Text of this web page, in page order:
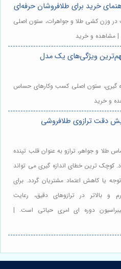
خرید برای طلافروشان حرفه‌ای
در وزن کشی طلا و جواهرات، ستون اصلی
مشاهده و خرید
ویژگی‌های یک مدل
گیری، ستون اصلی کسب وکارهای حساس
و خرید
دقت ترازوی طلافروشی
طلا و جواهر، ترازو به عنوان قلب تپنده
کوچک ترین خطای اندازه گیری می تواند
یا کاهش اعتماد مشتریان گردد. برای
بالاتر در ترازوهای دقیق، رعایت
دوره ای امری حیاتی است. |